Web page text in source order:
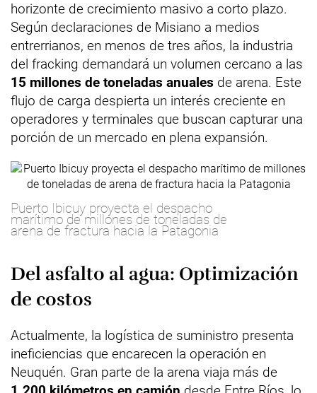
horizonte de crecimiento masivo a corto plazo.
Según declaraciones de Misiano a medios
entrerrianos, en menos de tres años, la industria
del fracking demandará un volumen cercano a las
15 millones de toneladas anuales de arena. Este
flujo de carga despierta un interés creciente en
operadores y terminales que buscan capturar una
porción de un mercado en plena expansión.
Puerto Ibicuy proyecta el despacho
marítimo de millones de toneladas de
arena de fractura hacia la Patagonia
Del asfalto al agua: Optimización
de costos
Actualmente, la logística de suministro presenta
ineficiencias que encarecen la operación en
Neuquén. Gran parte de la arena viaja más de